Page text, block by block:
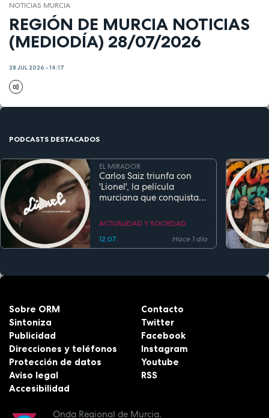
NOTICIAS MURCIA
REGIÓN DE MURCIA NOTICIAS
(MEDIODÍA) 28/07/2026
28 JUL 2026 - 14:17
PODCASTS DESTACADOS
EL MIRADOR
Carlos Saiz triunfa con
'Lionel', la película
murciana que conquista
estreno
ACTUALIDAD Y SOCIEDAD
12:07
Hace 1 día
Onda Regional de Murcia.
Sobre ORM
Sintoniza
Publicidad
Direcciones y teléfonos
Protección de datos
Aviso legal
Accesibilidad
Contacto
Twitter
Facebook
Instagram
Youtube
RSS